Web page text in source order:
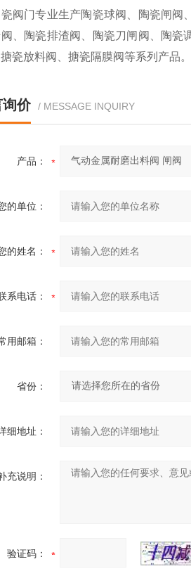
阀门专业生产陶瓷球阀、陶瓷闸阀
、陶瓷排渣阀、陶瓷刀闸阀、陶瓷
瓷放料阀、搪瓷隔膜阀等系列产品。
价 / MESSAGE INQUIRY
产品：
的单位：
的姓名：
系电话：
用邮箱：
省份：
细地址：
充说明：
验证码：